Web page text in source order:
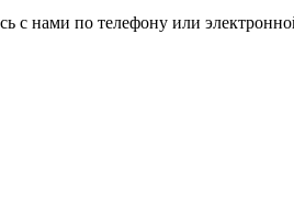
с нами по телефону или